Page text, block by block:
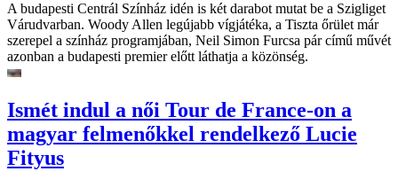
A budapesti Centrál Színház idén is két darabot mutat be a Szigliget
Várudvarban. Woody Allen legújabb vígjátéka, a Tiszta őrület már
szerepel a színház programjában, Neil Simon Furcsa pár című művét
azonban a budapesti premier előtt láthatja a közönség.
Ismét indul a női Tour de France-on a
magyar felmenőkkel rendelkező Lucie
Fityus